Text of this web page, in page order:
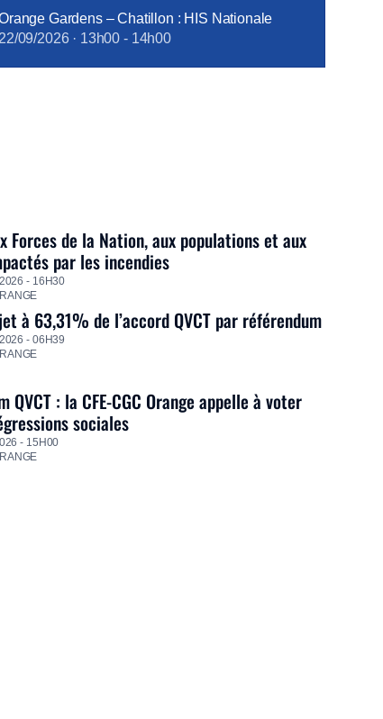
Gardens – Chatillon : HIS Nationale
22/09/2026· 13h00 - 14h00
Forces de la Nation, aux populations et aux
par les incendies
- 16H30
à 63,31% de l’accord QVCT par référendum
- 06H39
QVCT : la CFE-CGC Orange appelle à voter
sociales
- 15H00